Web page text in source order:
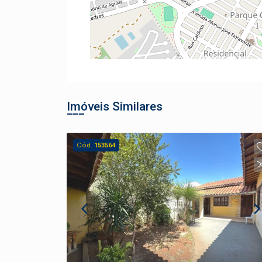
Imóveis Similares
Cód. 153564